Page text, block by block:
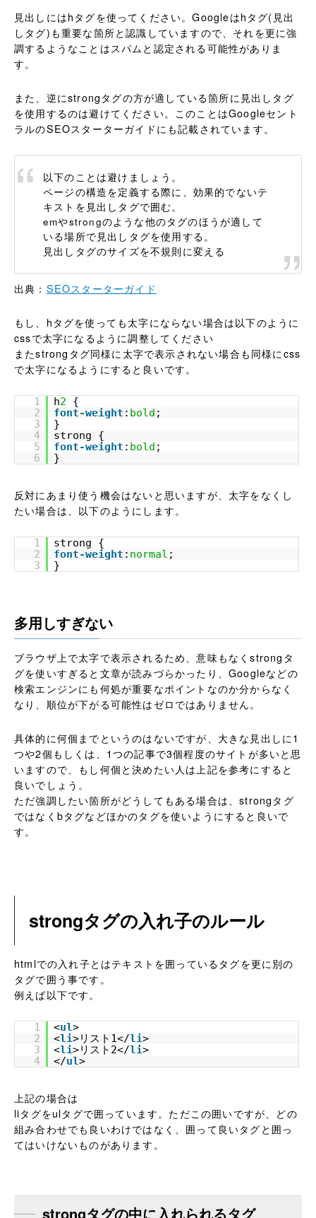
見出しにはhタグを使ってください。Googleはhタグ(見出
しタグ)も重要な箇所と認識していますので、それを更に強
調するようなことはスパムと認定される可能性がありま
す。
また、逆にstrongタグの方が適している箇所に見出しタグ
を使用するのは避けてください。このことはGoogleセント
ラルのSEOスターターガイドにも記載されています。
以下のことは避けましょう。
ページの構造を定義する際に、効果的でないテ
キストを見出しタグで囲む。
emやstrongのような他のタグのほうが適して
いる場所で見出しタグを使用する。
見出しタグのサイズを不規則に変える
出典： SEOスターターガイド
もし、hタグを使っても太字にならない場合は以下のように
cssで太字になるように調整してください
またstrongタグ同様に太字で表示されない場合も同様にcss
で太字になるようにすると良いです。
1 h2
{
2
font-weight : bold ;
3
}
4
strong {
5
font-weight : bold ;
6
}
反対にあまり使う機会はないと思いますが、太字をなくし
たい場合は、以下のようにします。
1
strong {
2
font-weight : normal ;
3
}
多用しすぎない
ブラウザ上で太字で表示されるため、意味もなくstrongタ
グを使いすぎると文章が読みづらかったり、Googleなどの
検索エンジンにも何処が重要なポイントなのか分からなく
なり、順位が下がる可能性はゼロではありません。
具体的に何個までというのはないですが、大きな見出しに1
つや2個もしくは、1つの記事で3個程度のサイトが多いと思
いますので、もし何個と決めたい人は上記を参考にすると
良いでしょう。
ただ強調したい箇所がどうしてもある場合は、strongタグ
ではなくbタグなどほかのタグを使いようにすると良いで
す。
strongタグの入れ子のルール
htmlでの入れ子とはテキストを囲っているタグを更に別の
タグで囲う事です。
例えば以下です。
1 <ul>
2
<li>リスト1</li>
3
<li>リスト2</li>
4
</ul>
上記の場合は
liタグをulタグで囲っています。ただこの囲いですが、どの
組み合わせでも良いわけではなく、囲って良いタグと囲っ
てはいけないものがあります。
strongタグの中に入れられるタグ